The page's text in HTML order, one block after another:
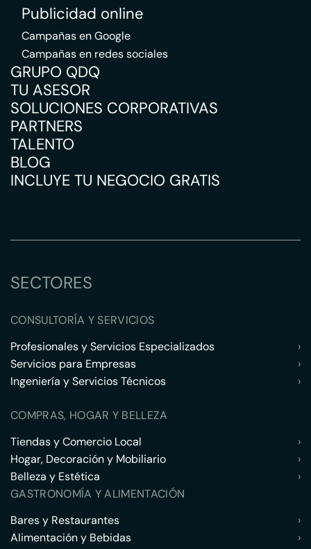
Publicidad online
Campañas en Google
Campañas en redes sociales
GRUPO QDQ
TU ASESOR
SOLUCIONES CORPORATIVAS
PARTNERS
TALENTO
BLOG
INCLUYE TU NEGOCIO GRATIS
SECTORES
CONSULTORÍA Y SERVICIOS
Profesionales y Servicios Especializados
›
Servicios para Empresas
›
Ingeniería y Servicios Técnicos
›
COMPRAS, HOGAR Y BELLEZA
Tiendas y Comercio Local
›
Hogar, Decoración y Mobiliario
›
Belleza y Estética
›
GASTRONOMÍA Y ALIMENTACIÓN
Bares y Restaurantes
›
Alimentación y Bebidas
›